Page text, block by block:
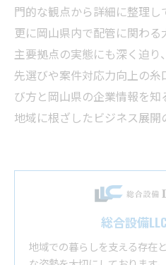
門的な観点から詳細に整理し
更に岡山県内で配管に関わる
主要拠点の実態にも深く迫
先選びや案件対応力向上の
び方と岡山県の企業情報を知
地域に根ざしたビジネス展開
総合設備
地域での暮らしを支える存在